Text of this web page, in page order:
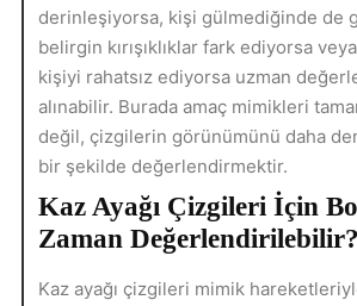
derinleşiyorsa, kişi gülmediğinde de
belirgin kırışıklıklar fark ediyorsa
kişiyi rahatsız ediyorsa uzman
alınabilir. Burada amaç mimikleri
değil, çizgilerin görünümünü daha
bir şekilde değerlendirmektir.
Kaz Ayağı Çizgileri İçin
Zaman Değerlendirilebilir?
Kaz ayağı çizgileri mimik